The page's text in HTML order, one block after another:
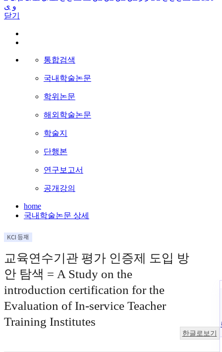
و ی
닫기
통합검색
국내학술논문
학위논문
해외학술논문
학술지
단행본
연구보고서
공개강의
home
국내학술논문 상세
교육연수기관 평가 인증제 도입 방
안 탐색 = A Study on the
introduction certification for the
Evaluation of In-service Teacher
Training Institutes
한글로보기